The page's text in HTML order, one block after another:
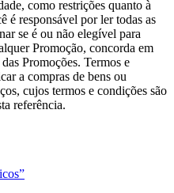
como restrições quanto à
é responsável por ler todas as
se é ou não elegível para
Promoção, concorda em
Promoções. Termos e
a compras de bens ou
cujos termos e condições são
referência.